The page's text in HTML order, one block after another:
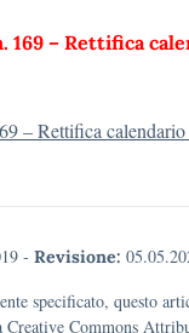
169 – Rettifica
– Rettifica
- Revisione:
specificato, questo
Creative Commons